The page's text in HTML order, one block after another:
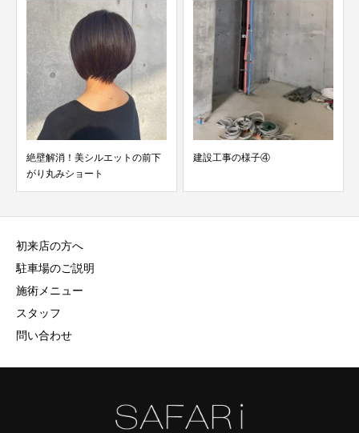
絶壁解消！美シルエットの前下
がり丸みショート
建設工事の様子④
初来店の方へ
駐車場のご説明
施術メニュー
スタッフ
問い合わせ